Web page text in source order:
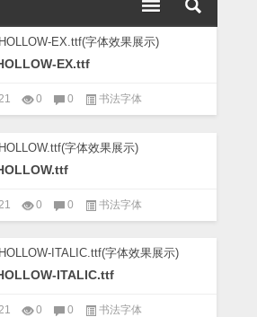
EX.ttf
0 0 书法字体
0 0 书法字体
ITALIC.ttf
0 0 书法字体